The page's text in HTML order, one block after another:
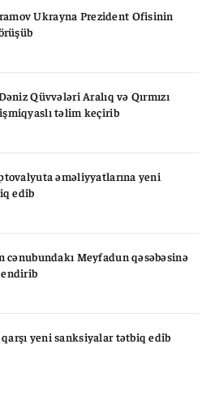
Ukrayna Prezident Ofisinin
Qüvvələri Aralıq və Qırmızı
təlim keçirib
əməliyyatlarına yeni
edib
cənubundakı Meyfadun qəsəbəsinə
endirib
qarşı yeni sanksiyalar tətbiq edib